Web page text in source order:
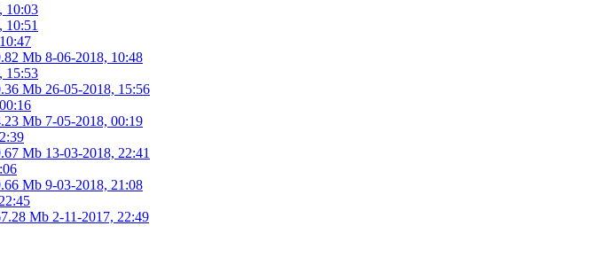
10:03
10:51
Mb 8-06-2018, 10:48
15:53
Mb 26-05-2018, 15:56
Mb 7-05-2018, 00:19
Mb 13-03-2018, 22:41
Mb 9-03-2018, 21:08
Mb 2-11-2017, 22:49